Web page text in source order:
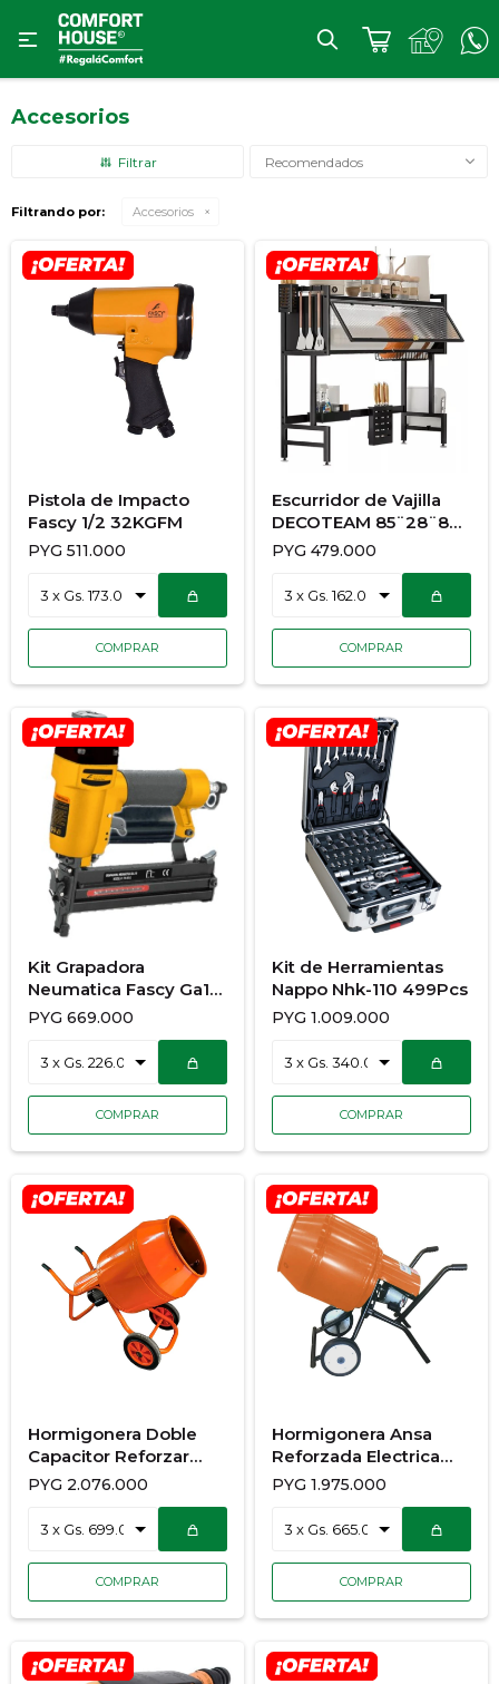

Accesorios
Recomendados
Filtrando por: Accesorios
Pistola de Impacto
Fascy 1/2 32KGFM
PYG 511.000
Escurridor de Vajilla
DECOTEAM 85¨28¨80
DCE-028
PYG 479.000
Kit Grapadora
Neumatica Fascy Ga18
12-40Mm + Grapa
PYG 669.000
Kit de Herramientas
Nappo Nhk-110 499Pcs
PYG 1.009.000
Hormigonera Doble
Capacitor Reforzar
Suprema
PYG 2.076.000
Hormigonera Ansa
Reforzada Electrica
1HP
PYG 1.975.000